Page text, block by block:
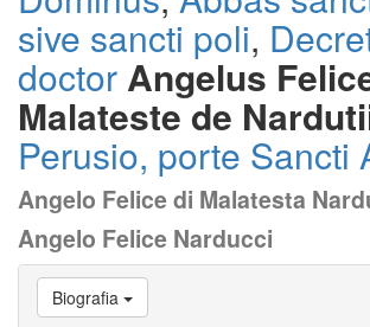
sive sancti poli,
doctor Angelus
Malateste de
Perusio, porte Sancti
Angelo Felice di Malatesta
Angelo Felice Narducci
Vai
Biografia
Biografia